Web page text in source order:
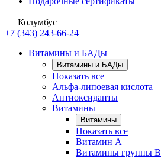
Колумбус
+7 (343) 243-66-24
Витамины и БАДы
Витамины и БАДы
Показать все
Альфа-липоевая кислота
Антиоксиданты
Витамины
Витамины
Показать все
Витамин A
Витамины группы B